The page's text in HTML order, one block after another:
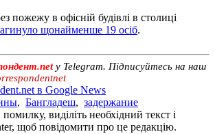
пожежу в офісній будівлі в столиці
щонайменше 19 осіб.
у Telegram. Підписуйтесь на наш
в Google News
, Бангладеш, задержание
виділіть необхідний текст і
щоб повідомити про це редакцію.